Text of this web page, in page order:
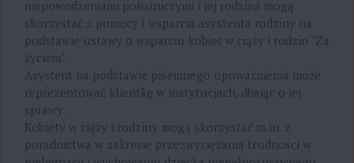
niepowodzeniami położniczymi i jej rodzina mogą
skorzystać z pomocy i wsparcia asystenta rodziny na
podstawie ustawy o wsparciu kobiet w ciąży i rodzin "Za
życiem".
Asystent na podstawie pisemnego upoważnienia może
reprezentować klientkę w instytucjach, dbając o jej
sprawy.
Kobiety w ciąży i rodziny mogą skorzystać m.in. z
poradnictwa w zakresie przezwyciężania trudności w